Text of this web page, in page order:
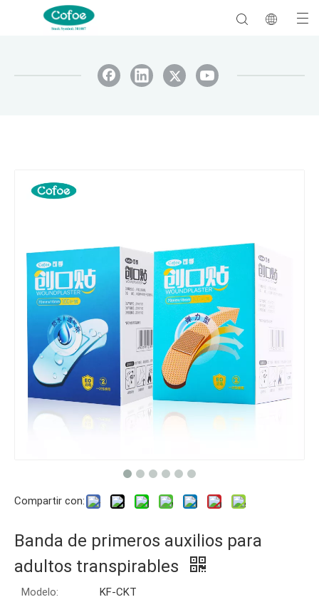
Compartir con:
Banda de primeros auxilios para
adultos transpirables
Modelo:
KF-CKT